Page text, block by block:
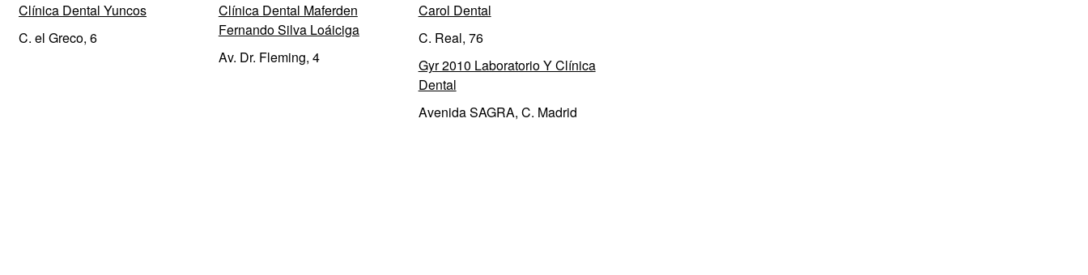
Clínica Dental Yuncos
C. el Greco, 6
Clínica Dental Maferden
Fernando Silva Loáiciga
Av. Dr. Fleming, 4
Carol Dental
C. Real, 76
Gyr 2010 Laboratorio Y Clínica
Dental
Avenida SAGRA, C. Madrid